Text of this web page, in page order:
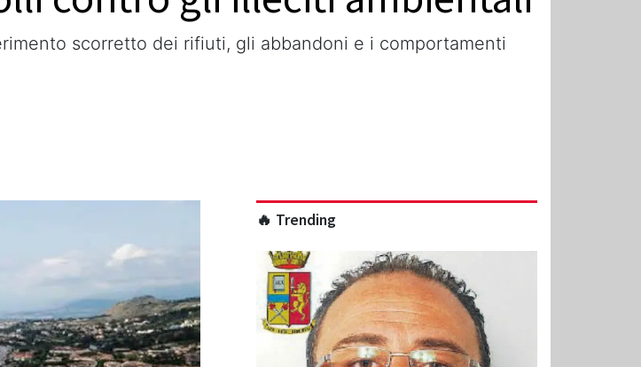
scorretto dei rifiuti, gli abbandoni e i comportamenti
🔥 Trending